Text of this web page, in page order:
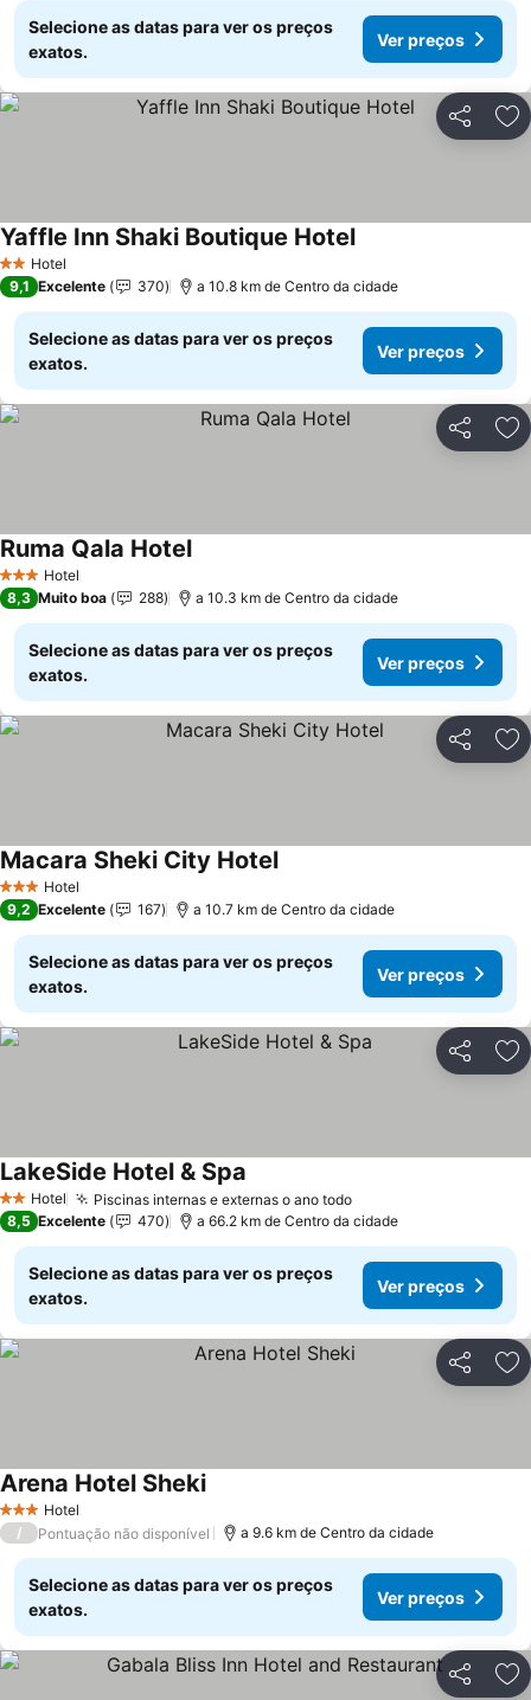
Selecione as datas para ver os preços
exatos.
Ver preços
Partilhar
2 Estrelas
Hotel
Yaffle Inn Shaki Boutique Hotel
9,1 Excelente 370 a 10.8 km de Centro da cidade
Selecione as datas para ver os preços
exatos.
Ver preços
Partilhar
3 EstrelasHotel
Ruma Qala Hotel
8,3 Muito boa 288 a 10.3 km de Centro da cidade
Selecione as datas para ver os preços
exatos.
Ver preços
Partilhar
3 EstrelasHotel
Macara Sheki City Hotel
9,2 Excelente 167 a 10.7 km de Centro da cidade
Selecione as datas para ver os preços
exatos.
Ver preços
Partilhar
2 Estrelas
Hotel Piscinas internas e externas o ano todo
LakeSide Hotel & Spa
8,5 Excelente 470 a 66.2 km de Centro da cidade
Selecione as datas para ver os preços
exatos.
Ver preços
Partilhar
3 EstrelasHotel
Arena Hotel Sheki
/ Pontuação não disponível a 9.6 km de Centro da cidade
Selecione as datas para ver os preços
exatos.
Ver preços
Partilhar